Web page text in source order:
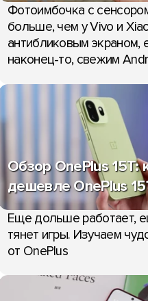
Фотоимбочка с
больше, чем у Vivo и
антибликовым экраном,
наконец-то, свежим
Обзор OnePlus 15T:
дешевле OnePlus
Еще дольше работает,
тянет игры. Изучаем
от OnePlus